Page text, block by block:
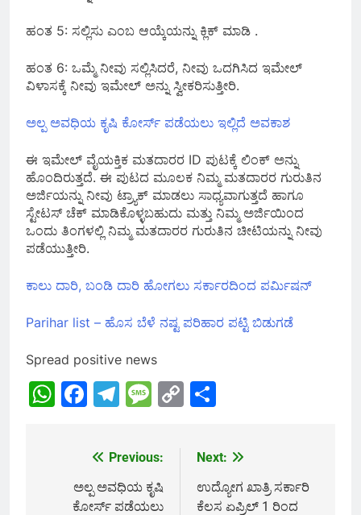
ಹಂತ 5: ಸಲ್ಲಿಸು ಎಂಬ ಆಯ್ಕೆಯನ್ನು ಕ್ಲಿಕ್ ಮಾಡಿ .
ಹಂತ 6: ಒಮ್ಮೆ ನೀವು ಸಲ್ಲಿಸಿದರೆ, ನೀವು ಒದಗಿಸಿದ ಇಮೇಲ್
ವಿಳಾಸಕ್ಕೆ ನೀವು ಇಮೇಲ್ ಅನ್ನು ಸ್ವೀಕರಿಸುತ್ತೀರಿ.
ಅಲ್ಪ ಅವಧಿಯ ಕೃಷಿ ಕೋರ್ಸ್ ಪಡೆಯಲು ಇಲ್ಲಿದೆ ಅವಕಾಶ
ಈ ಇಮೇಲ್ ವೈಯಕ್ತಿಕ ಮತದಾರರ ID ಪುಟಕ್ಕೆ ಲಿಂಕ್ ಅನ್ನು
ಹೊಂದಿರುತ್ತದೆ. ಈ ಪುಟದ ಮೂಲಕ ನಿಮ್ಮ ಮತದಾರರ ಗುರುತಿನ
ಅರ್ಜಿಯನ್ನು ನೀವು ಟ್ರ್ಯಾಕ್ ಮಾಡಲು ಸಾಧ್ಯವಾಗುತ್ತದೆ ಹಾಗೂ
ಸ್ಟೇಟಸ್ ಚೆಕ್ ಮಾಡಿಕೊಳ್ಳಬಹುದು ಮತ್ತು ನಿಮ್ಮ ಅರ್ಜಿಯಿಂದ
ಒಂದು ತಿಂಗಳಲ್ಲಿ ನಿಮ್ಮ ಮತದಾರರ ಗುರುತಿನ ಚೀಟಿಯನ್ನು ನೀವು
ಪಡೆಯುತ್ತೀರಿ.
ಕಾಲು ದಾರಿ, ಬಂಡಿ ದಾರಿ ಹೋಗಲು ಸರ್ಕಾರದಿಂದ ಪರ್ಮಿಷನ್
Parihar list – ಹೊಸ ಬೆಳೆ ನಷ್ಟ ಪರಿಹಾರ ಪಟ್ಟಿ ಬಿಡುಗಡೆ
Spread positive news
WhatsApp
Facebook
Telegram
Message
Copy
navigation
Previous:
ಅಲ್ಪ ಅವಧಿಯ ಕೃಷಿ
ಕೋರ್ಸ್ ಪಡೆಯಲು
Next:
ಉದ್ಯೋಗ ಖಾತ್ರಿ ಸರ್ಕಾರಿ
ಕೆಲಸ ಏಪ್ರಿಲ್ 1 ರಿಂದ